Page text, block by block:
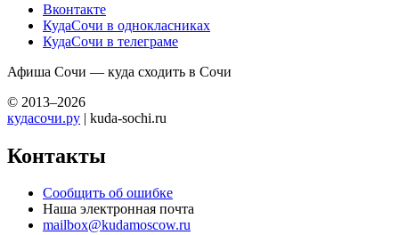
Вконтакте
КудаСочи в однокласниках
КудаСочи в телеграме
Афиша Сочи — куда сходить в Сочи
© 2013–2026
кудасочи.ру | kuda-sochi.ru
Контакты
Сообщить об ошибке
Наша электронная почта
mailbox@kudamoscow.ru